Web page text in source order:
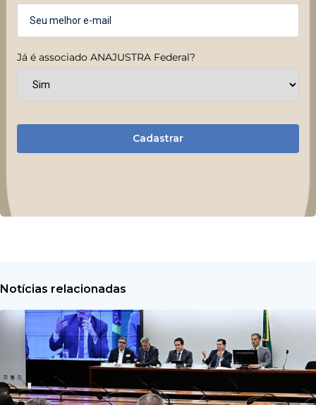
Já é associado ANAJUSTRA Federal?
Cadastrar
Notícias relacionadas